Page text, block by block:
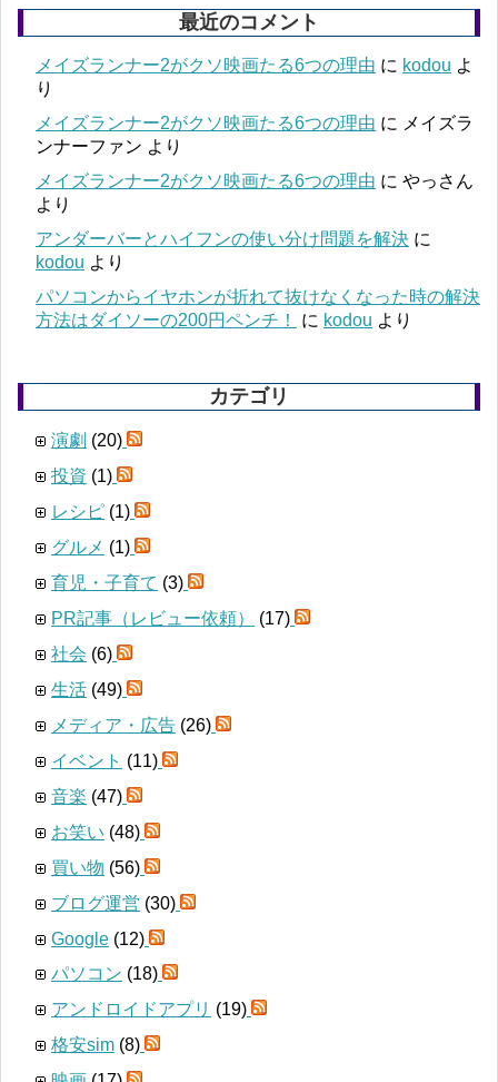
最近のコメント
メイズランナー2がクソ映画たる6つの理由 に kodou よ
り
メイズランナー2がクソ映画たる6つの理由 に メイズラ
ンナーファン より
メイズランナー2がクソ映画たる6つの理由 に やっさん
より
アンダーバーとハイフンの使い分け問題を解決 に
kodou より
パソコンからイヤホンが折れて抜けなくなった時の解決
方法はダイソーの200円ペンチ！
に kodou より
カテゴリ
演劇 (20)
投資 (1)
レシピ (1)
グルメ (1)
育児・子育て (3)
PR記事（レビュー依頼）
(17)
社会 (6)
生活 (49)
メディア・広告 (26)
イベント (11)
音楽 (47)
お笑い (48)
買い物 (56)
ブログ運営 (30)
Google (12)
パソコン (18)
アンドロイドアプリ (19)
格安sim (8)